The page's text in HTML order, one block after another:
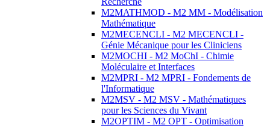
M2MATHMOD - M2 MM - Modélisation
Mathématique
M2MECENCLI - M2 MECENCLI -
Génie Mécanique pour les Cliniciens
M2MOCHI - M2 MoChI - Chimie
Moléculaire et Interfaces
M2MPRI - M2 MPRI - Fondements de
l'Informatique
M2MSV - M2 MSV - Mathématiques
pour les Sciences du Vivant
M2OPTIM - M2 OPT - Optimisation